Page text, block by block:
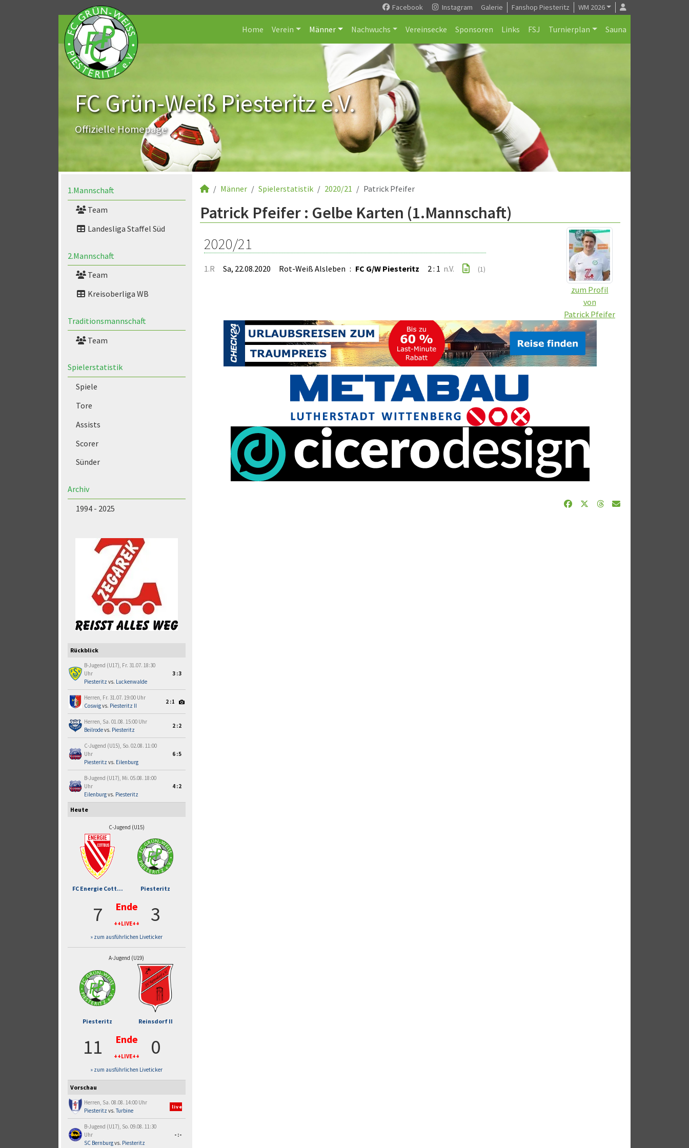
Facebook Instagram Galerie Fanshop Piesteritz WM 2026
Home Verein Männer Nachwuchs Vereinsecke Sponsoren Links FSJ Turnierplan Sauna
FC Grün-Weiß Piesteritz e.V.
Offizielle Homepage
1.Mannschaft
Team
Landesliga Staffel Süd
2.Mannschaft
Team
Kreisoberliga WB
Traditionsmannschaft
Team
Spielerstatistik
Spiele
Tore
Assists
Scorer
Sünder
Archiv
1994 - 2025
Rückblick
B-Jugend (U17), Fr. 31.07. 18:30
Uhr
Piesteritz vs. Luckenwalde
3:3
Herren, Fr. 31.07. 19:00 Uhr
Coswigvs. Piesteritz II
2:1
Herren, Sa. 01.08. 15:00 Uhr
Beilrodevs. Piesteritz
2:2
C-Jugend (U15), So. 02.08. 11:00
Uhr
Piesteritz vs. Eilenburg
6:5
B-Jugend (U17), Mi. 05.08. 18:00
Uhr
Eilenburgvs. Piesteritz
4:2
Heute
C-Jugend (U15)
FC Energie Cott... Piesteritz
7 Ende
++LIVE++ 3
» zum ausführlichen Liveticker
A-Jugend (U19)
Piesteritz Reinsdorf II
11 Ende
++LIVE++ 0
» zum ausführlichen Liveticker
Vorschau
Herren, Sa. 08.08. 14:00 Uhr
Piesteritz vs.Turbine
live
B-Jugend (U17), So. 09.08. 11:30
Uhr
SC Bernburgvs. Piesteritz
-:-
Männer Spielerstatistik 2020/21 Patrick Pfeifer
Patrick Pfeifer : Gelbe Karten (1.Mannschaft)
zum Profil
von
Patrick Pfeifer
2020/21
1.R Sa, 22.08.2020 Rot-Weiß Alsleben : FC G/W Piesteritz 2 : 1 n.V. (1)